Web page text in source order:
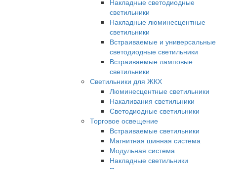
Накладные светодиодные
светильники
Накладные люминесцентные
светильники
Встраиваемые и универсальные
светодиодные светильники
Встраиваемые ламповые
светильники
Светильники для ЖКХ
Люминесцентные светильники
Накаливания светильники
Светодиодные светильники
Торговое освещение
Встраиваемые светильники
Магнитная шинная система
Модульная система
Накладные светильники